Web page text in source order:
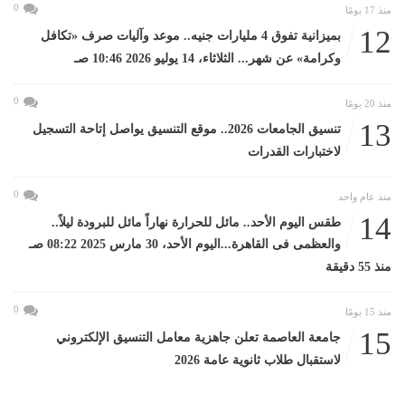
منذ 17 يومًا 0
12
بميزانية تفوق 4 مليارات جنيه.. موعد وآليات صرف «تكافل
وكرامة» عن شهر... الثلاثاء، 14 يوليو 2026 10:46 صـ
منذ 20 يومًا 0
13
تنسيق الجامعات 2026.. موقع التنسيق يواصل إتاحة التسجيل
لاختبارات القدرات
منذ عام واحد 0
14
طقس اليوم الأحد.. مائل للحرارة نهاراً مائل للبرودة ليلاً..
والعظمى فى القاهرة...اليوم الأحد، 30 مارس 2025 08:22 صـ
منذ 55 دقيقة
منذ 15 يومًا 0
15
جامعة العاصمة تعلن جاهزية معامل التنسيق الإلكتروني
لاستقبال طلاب ثانوية عامة 2026